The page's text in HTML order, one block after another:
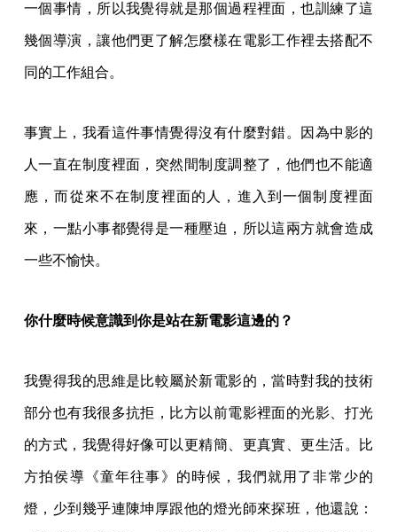
一個事情，所以我覺得就是那個過程裡面，也訓練了這
幾個導演，讓他們更了解怎麼樣在電影工作裡去搭配不
同的工作組合。
事實上，我看這件事情覺得沒有什麼對錯。因為中影的
人一直在制度裡面，突然間制度調整了，他們也不能適
應，而從來不在制度裡面的人，進入到一個制度裡面
來，一點小事都覺得是一種壓迫，所以這兩方就會造成
一些不愉快。
你什麼時候意識到你是站在新電影這邊的？
我覺得我的思維是比較屬於新電影的，當時對我的技術
部分也有我很多抗拒，比方以前電影裡面的光影、打光
的方式，我覺得好像可以更精簡、更真實、更生活。比
方拍侯導《童年往事》的時候，我們就用了非常少的
燈，少到幾乎連陳坤厚跟他的燈光師來探班，他還說：